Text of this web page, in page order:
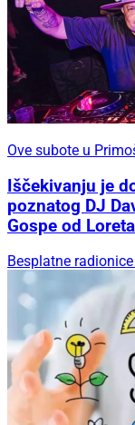
Ove subote u
Iščekivanju je
poznatog DJ
Gospe od Loreta
Besplatne